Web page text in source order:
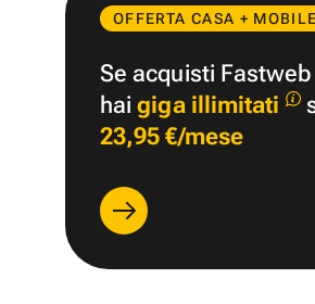
OFFERTA CASA + MOBILE
Se acquisti
haigiga illimitati
23,95 €/mese